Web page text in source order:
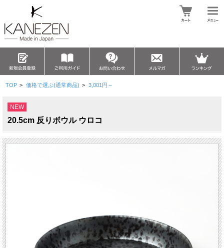
TOP > 価格で選ぶ(通常商品) > 3,001円～
NEW
20.5cm 反りボウル ウロコ